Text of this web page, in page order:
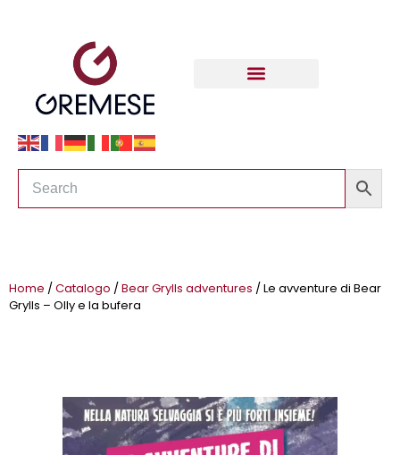
Home /Catalogo /Bear Grylls adventures / Le avventure di Bear
Grylls – Olly e la bufera